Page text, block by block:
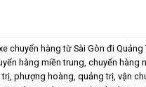
chuyển hàng từ Sài Gòn đi Quảng
hàng miền trung, chuyển hàng
trị, phượng hoàng, quảng trị, vận